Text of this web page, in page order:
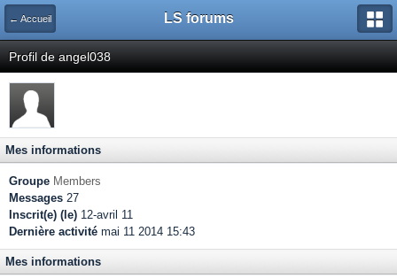
← Accueil LS forums
Profil de angel038
Mes informations
Groupe Members
Messages 27
Inscrit(e) (le) 12-avril 11
Dernière activité mai 11 2014 15:43
Mes informations